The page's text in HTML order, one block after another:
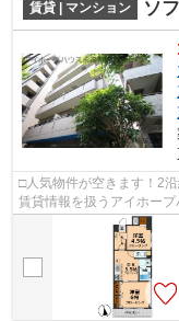
賃貸 | マンション ソ
□人気物件が空きます！2
賃貸情報を扱うアイホー
きっと見つかります。お